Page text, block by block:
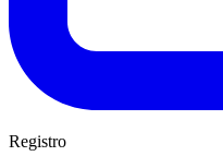
Registro